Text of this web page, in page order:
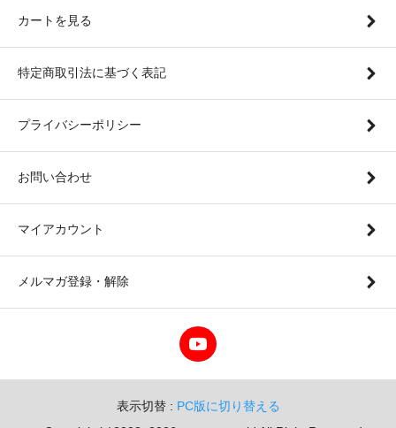
カートを見る
特定商取引法に基づく表記
プライバシーポリシー
お問い合わせ
マイアカウント
メルマガ登録・解除
表示切替 : PC版に切り替える